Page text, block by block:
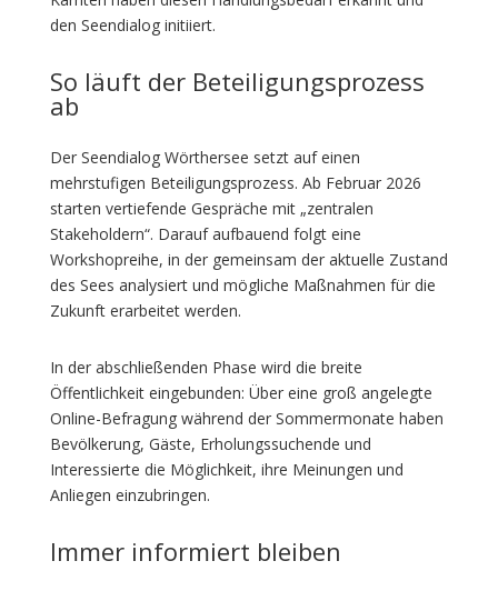
den Seendialog initiiert.
So läuft der Beteiligungsprozess
ab
Der Seendialog Wörthersee setzt auf einen
mehrstufigen Beteiligungsprozess. Ab Februar 2026
starten vertiefende Gespräche mit „zentralen
Stakeholdern“. Darauf aufbauend folgt eine
Workshopreihe, in der gemeinsam der aktuelle Zustand
des Sees analysiert und mögliche Maßnahmen für die
Zukunft erarbeitet werden.
In der abschließenden Phase wird die breite
Öffentlichkeit eingebunden: Über eine groß angelegte
Online-Befragung während der Sommermonate haben
Bevölkerung, Gäste, Erholungssuchende und
Interessierte die Möglichkeit, ihre Meinungen und
Anliegen einzubringen.
Immer informiert bleiben